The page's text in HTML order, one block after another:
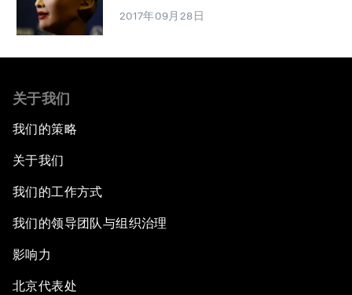
2017年09月28日
关于我们
我们的策略
关于我们
我们的工作方式
我们的领导团队与组织治理
影响力
北京代表处